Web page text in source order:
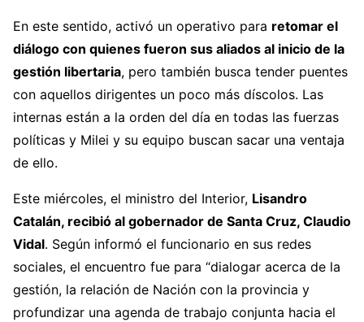
En este sentido, activó un operativo para retomar el
diálogo con quienes fueron sus aliados al inicio de la
gestión libertaria, pero también busca tender puentes
con aquellos dirigentes un poco más díscolos. Las
internas están a la orden del día en todas las fuerzas
políticas y Milei y su equipo buscan sacar una ventaja
de ello.
Este miércoles, el ministro del Interior, Lisandro
Catalán, recibió al gobernador de Santa Cruz, Claudio
Vidal. Según informó el funcionario en sus redes
sociales, el encuentro fue para “dialogar acerca de la
gestión, la relación de Nación con la provincia y
profundizar una agenda de trabajo conjunta hacia el